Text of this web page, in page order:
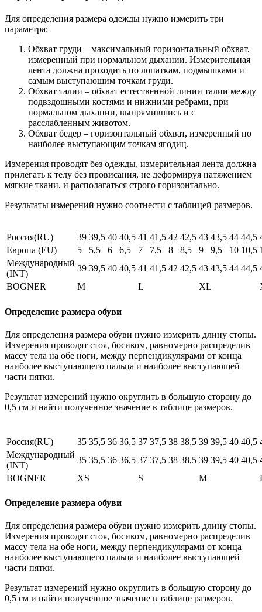
Для определения размера одежды нужно измерить три
параметра:
Обхват груди – максимальный горизонтальный обхват,
измеренный при нормальном дыхании. Измерительная
лента должна проходить по лопаткам, подмышками и
самым выступающим точкам груди.
Обхват талии – обхват естественной линии талии между
подвздошными костями и нижними ребрами, при
нормальном дыхании, выпрямившись и с
расслабленным животом.
Обхват бедер – горизонтальный обхват, измеренный по
наиболее выступающим точкам ягодиц.
Измерения проводят без одежды, измерительная лента должна
прилегать к телу без провисания, не деформируя натяжением
мягкие ткани, и располагаться строго горизонтально.
Результаты измерений нужно соотнести с таблицей размеров.
Россия(RU) 39 39,5 40 40,5 41 41,5 42 42,5 43 43,5 44 44,5
Европа (EU)
5 5,5 6 6,5 7 7,5 8 8,5 9 9,5 10 10,5
Международный
(INT)
39 39,5 40 40,5 41 41,5 42 42,5 43 43,5 44 44,5
BOGNER
M L XL
Определение размера обуви
Для определения размера обуви нужно измерить длину стопы.
Измерения проводят стоя, босиком, равномерно распределив
массу тела на обе ноги, между перпендикулярами от конца
наиболее выступающего пальца и наиболее выступающей
части пятки.
Результат измерений нужно округлить в большую сторону до
0,5 см и найти полученное значение в таблице размеров.
Россия(RU) 35 35,5 36 36,5 37 37,5 38 38,5 39 39,5 40 40,5
Международный
(INT)
35 35,5 36 36,5 37 37,5 38 38,5 39 39,5 40 40,5
BOGNER
XS S M
Определение размера обуви
Для определения размера обуви нужно измерить длину стопы.
Измерения проводят стоя, босиком, равномерно распределив
массу тела на обе ноги, между перпендикулярами от конца
наиболее выступающего пальца и наиболее выступающей
части пятки.
Результат измерений нужно округлить в большую сторону до
0,5 см и найти полученное значение в таблице размеров.